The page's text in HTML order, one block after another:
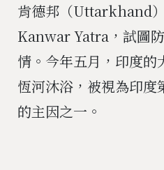
肯德邦（Uttarkhand
Kanwar Yatra，試圖
情。今年五月，印度的
恆河沐浴，被視為印度
的主因之一。